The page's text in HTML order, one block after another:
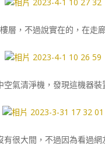
層，不過說實在的，在走
氣清淨機，發現這機器裝
很大間，不過因為看過